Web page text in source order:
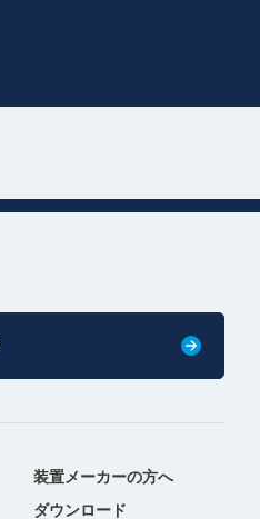
装置メーカーの方へ
ダウンロード